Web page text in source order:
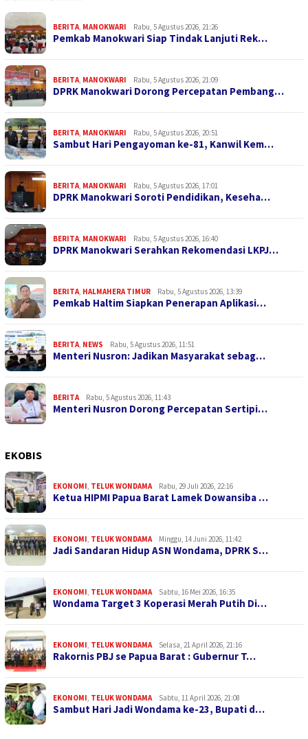
BERITA, MANOKWARI Rabu, 5 Agustus 2026, 21:26
Pemkab Manokwari Siap Tindak Lanjuti Rek…
BERITA, MANOKWARI Rabu, 5 Agustus 2026, 21:09
DPRK Manokwari Dorong Percepatan Pembang…
BERITA, MANOKWARI Rabu, 5 Agustus 2026, 20:51
Sambut Hari Pengayoman ke-81, Kanwil Kem…
BERITA, MANOKWARI Rabu, 5 Agustus 2026, 17:01
DPRK Manokwari Soroti Pendidikan, Keseha…
BERITA, MANOKWARI Rabu, 5 Agustus 2026, 16:40
DPRK Manokwari Serahkan Rekomendasi LKPJ…
BERITA, HALMAHERA TIMUR Rabu, 5 Agustus 2026, 13:39
Pemkab Haltim Siapkan Penerapan Aplikasi…
BERITA, NEWS Rabu, 5 Agustus 2026, 11:51
Menteri Nusron: Jadikan Masyarakat sebag…
BERITA Rabu, 5 Agustus 2026, 11:43
Menteri Nusron Dorong Percepatan Sertipi…
EKOBIS
EKONOMI, TELUK WONDAMA Rabu, 29 Juli 2026, 22:16
Ketua HIPMI Papua Barat Lamek Dowansiba …
EKONOMI, TELUK WONDAMA Minggu, 14 Juni 2026, 11:42
Jadi Sandaran Hidup ASN Wondama, DPRK S…
EKONOMI, TELUK WONDAMA Sabtu, 16 Mei 2026, 16:35
Wondama Target 3 Koperasi Merah Putih Di…
EKONOMI, TELUK WONDAMA Selasa, 21 April 2026, 21:16
Rakornis PBJ se Papua Barat : Gubernur T…
EKONOMI, TELUK WONDAMA Sabtu, 11 April 2026, 21:08
Sambut Hari Jadi Wondama ke-23, Bupati d…